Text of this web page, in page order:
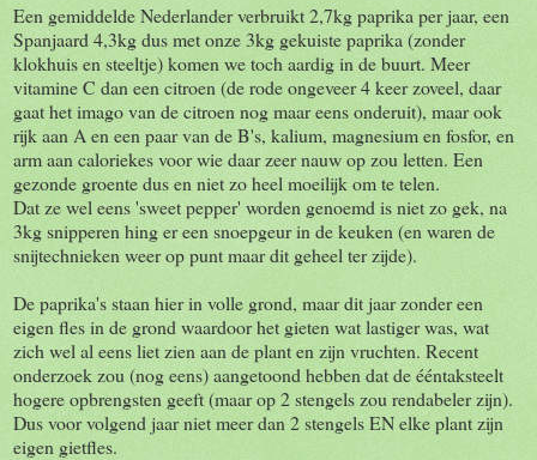
Een gemiddelde Nederlander verbruikt 2,7kg paprika per jaar, een
Spanjaard 4,3kg dus met onze 3kg gekuiste paprika (zonder
klokhuis en steeltje) komen we toch aardig in de buurt. Meer
vitamine C dan een citroen (de rode ongeveer 4 keer zoveel, daar
gaat het imago van de citroen nog maar eens onderuit), maar ook
rijk aan A en een paar van de B's, kalium, magnesium en fosfor, en
arm aan caloriekes voor wie daar zeer nauw op zou letten. Een
gezonde groente dus en niet zo heel moeilijk om te telen.
Dat ze wel eens 'sweet pepper' worden genoemd is niet zo gek, na
3kg snipperen hing er een snoepgeur in de keuken (en waren de
snijtechnieken weer op punt maar dit geheel ter zijde).
De paprika's staan hier in volle grond, maar dit jaar zonder een
eigen fles in de grond waardoor het gieten wat lastiger was, wat
zich wel al eens liet zien aan de plant en zijn vruchten. Recent
onderzoek zou (nog eens) aangetoond hebben dat de ééntaksteelt
hogere opbrengsten geeft (maar op 2 stengels zou rendabeler zijn).
Dus voor volgend jaar niet meer dan 2 stengels EN elke plant zijn
eigen gietfles.